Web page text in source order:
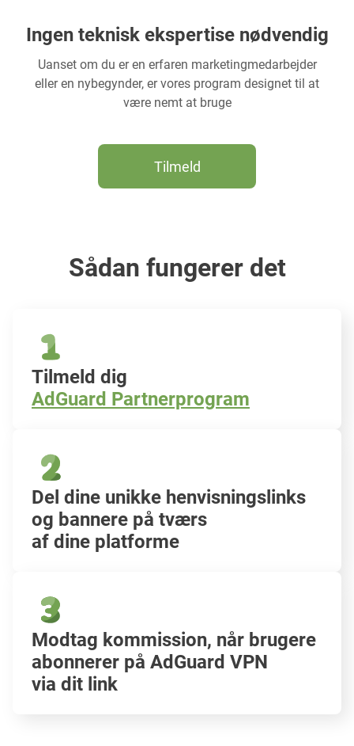
Ingen teknisk ekspertise nødvendig
Uanset om du er en erfaren marketingmedarbejder
eller en nybegynder, er vores program designet til at
være nemt at bruge
Tilmeld
Sådan fungerer det
Tilmeld dig
AdGuard Partnerprogram
Del dine unikke henvisningslinks
og bannere på tværs
af dine platforme
Modtag kommission, når brugere
abonnerer på AdGuard VPN
via dit link